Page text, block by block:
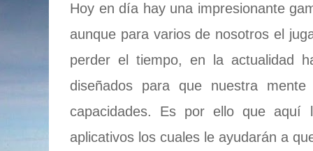
Hoy en día hay una impresionante
aunque para varios de nosotros el
perder el tiempo, en la actualidad
diseñados para que nuestra
capacidades. Es por ello que
aplicativos los cuales le ayudarán a